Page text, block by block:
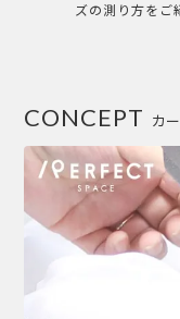
ズの測り方をご
カ
CONCEPT